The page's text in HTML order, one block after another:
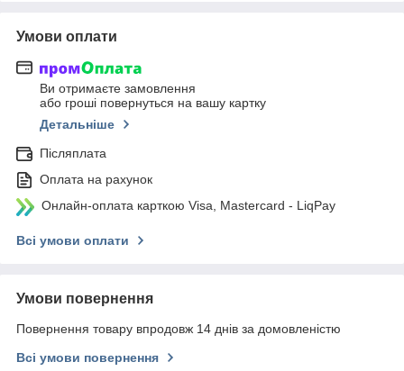
Умови оплати
Ви отримаєте замовлення
або гроші повернуться на вашу картку
Детальніше
Післяплата
Оплата на рахунок
Онлайн-оплата карткою Visa, Mastercard - LiqPay
Всі умови оплати
Умови повернення
Повернення товару впродовж 14 днів за домовленістю
Всі умови повернення